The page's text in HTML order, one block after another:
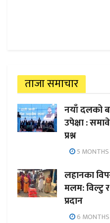
ताजा समाचार
नयाँ दलको
उपेक्षा :
प्रश्न
5
लहानका
मलम: विल्टु
प्रदान
6